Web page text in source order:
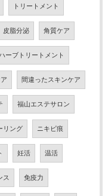
トリートメント
皮脂分泌 角質ケア
ーブトリートメント
間違ったスキンケア
福山エステサロン
リング ニキビ痕
妊活 温活
ス 免疫力